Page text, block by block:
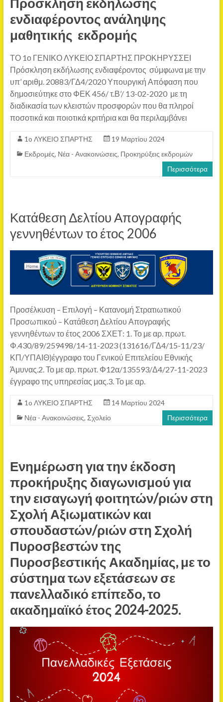
ενδιαφέροντος ανάληψης
μαθητικής εκδρομής
ΤΟ 1ο ΓΕΝΙΚΟ ΛΥΚΕΙΟ ΣΠΑΡΤΗΣ ΠΡΟΚΗΡΥΣΣΕΙ
Πρόσκληση εκδήλωσης ενδιαφέροντος σύμφωνα με την
υπ’ αριθμ. 20883/ΓΔ4/2020 Υπουργική Απόφαση που
δημοσιεύτηκε στο ΦΕΚ 456/ τ.Β’/ 13-02-2020 με τη
διαδικασία των κλειστών προσφορών που θα πληροί
ποσοτικά και ποιοτικά κριτήρια και θα περιλαμβάνει
1o ΛΥΚΕΙΟ ΣΠΑΡΤΗΣ
19 Μαρτίου 2024
Εκδρομές, Νέα - Ανακοινώσεις, Προκηρύξεις εκδρομών
Περισσότερα
Κατάθεση Δελτίου Απογραφής
γεννηθέντων το έτος 2006
Προσέλκυση – Επιλογή – Κατανομή Στρατιωτικού
Προσωπικού – Κατάθεση Δελτίου Απογραφής
γεννηθέντων το έτος 2006 ΣΧΕΤ: 1. Το με αρ. πρωτ.
Φ.430/89/259498/14-11-2023 (131616/ΓΔ4/15-11/23/
ΚΠ/ΥΠΑΙΘ)έγγραφο του Γενικού Επιτελείου Εθνικής
Άμυνας.2. Το με αρ. πρωτ. Φ12α/135593/Δ4/27-11-2023
έγγραφο της υπηρεσίας μας.3. Το με αρ.
1o ΛΥΚΕΙΟ ΣΠΑΡΤΗΣ
14 Μαρτίου 2024
Νέα - Ανακοινώσεις, Σχολείο Περισσότερα
Ενημέρωση για την έκδοση
προκήρυξης διαγωνισμού για
την εισαγωγή φοιτητών/ριών στη
Σχολή Αξιωματικών και
σπουδαστών/ριών στη Σχολή
Πυροσβεστών της
Πυροσβεστικής Ακαδημίας, με το
σύστημα των εξετάσεων σε
πανελλαδικό επίπεδο, το
ακαδημαϊκό έτος 2024-2025.